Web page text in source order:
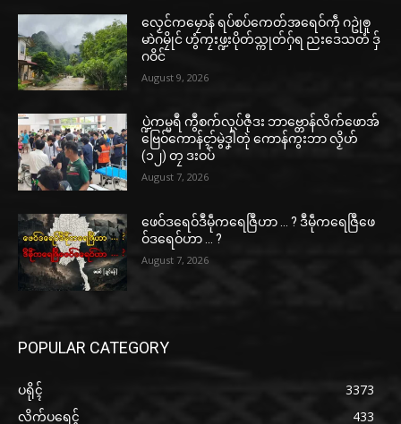
လၟေင်ကမၠောန် ရပ်စပ်ကေတ်အရေဝ်ကဵု ဂဥုဲၜူ
မာဲဂမၠိုင် ဟွံကၠးဖ္ဍးပိုတ်သ္ကုတ်ဂှ်ရ ညးဒေသတံ ဒှ်
ဂဝိင်
August 9, 2026
ပ္ဍဲကမ္မရဳ ကွဳစက်လုပ်ဇီုဒး ဘာဗ္တောန်လိက်ဖောအ်
ဗြေဝ်ကောန်ၚာ်မွဲဒၞါဲတုဲ ကောန်ကွးဘာ လၟိဟ်
(၁၂) တၠ ဒးဝပ်
August 7, 2026
ဖေဝ်ဒရေဝ်ဒဳမဵုကရေဇြဳဟာ … ? ဒဳမဵုကရေဇြဳဖေ
ဝ်ဒရေဝ်ဟာ … ?
August 7, 2026
POPULAR CATEGORY
ပရိုၚ်
3373
လိက်ပရေၚ်
433